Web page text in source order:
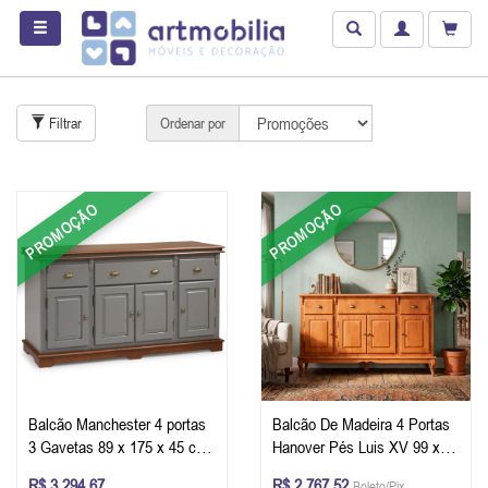
Filtrar Ordenar por
PROMOÇÃO
Balcão Manchester 4 portas
3 Gavetas 89 x 175 x 45 cm
PROMOÇÃO
Balcão De Madeira 4 Portas
Hanover Pés Luis XV 99 x